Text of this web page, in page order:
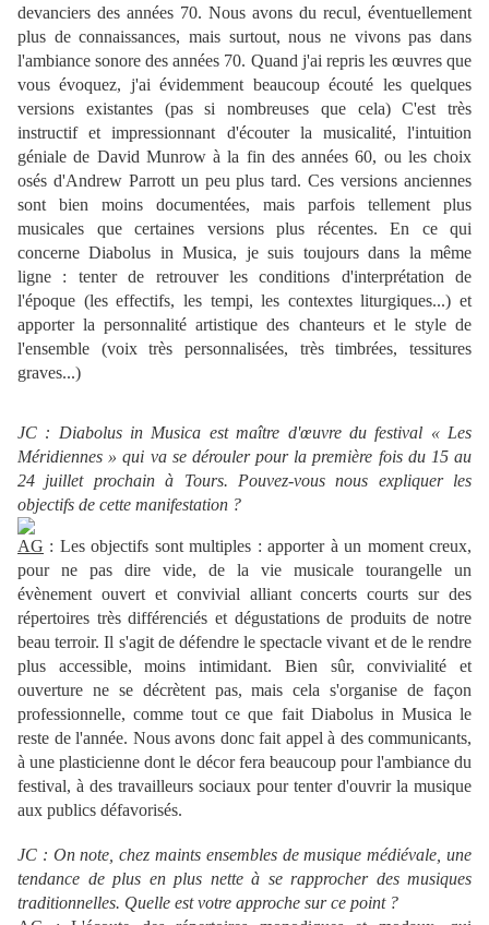
devanciers des années 70. Nous avons du recul, éventuellement
plus de connaissances, mais surtout, nous ne vivons pas dans
l'ambiance sonore des années 70. Quand j'ai repris les œuvres que
vous évoquez, j'ai évidemment beaucoup écouté les quelques
versions existantes (pas si nombreuses que cela) C'est très
instructif et impressionnant d'écouter la musicalité, l'intuition
géniale de David Munrow à la fin des années 60, ou les choix
osés d'Andrew Parrott un peu plus tard. Ces versions anciennes
sont bien moins documentées, mais parfois tellement plus
musicales que certaines versions plus récentes. En ce qui
concerne Diabolus in Musica, je suis toujours dans la même
ligne : tenter de retrouver les conditions d'interprétation de
l'époque (les effectifs, les tempi, les contextes liturgiques...) et
apporter la personnalité artistique des chanteurs et le style de
l'ensemble (voix très personnalisées, très timbrées, tessitures
graves...)
JC : Diabolus in Musica est maître d'œuvre du festival « Les
Méridiennes » qui va se dérouler pour la première fois du 15 au
24 juillet prochain à Tours. Pouvez-vous nous expliquer les
objectifs de cette manifestation ?
AG : Les objectifs sont multiples : apporter à un moment creux,
pour ne pas dire vide, de la vie musicale tourangelle un
évènement ouvert et convivial alliant concerts courts sur des
répertoires très différenciés et dégustations de produits de notre
beau terroir. Il s'agit de défendre le spectacle vivant et de le rendre
plus accessible, moins intimidant. Bien sûr, convivialité et
ouverture ne se décrètent pas, mais cela s'organise de façon
professionnelle, comme tout ce que fait Diabolus in Musica le
reste de l'année. Nous avons donc fait appel à des communicants,
à une plasticienne dont le décor fera beaucoup pour l'ambiance du
festival, à des travailleurs sociaux pour tenter d'ouvrir la musique
aux publics défavorisés.
JC : On note, chez maints ensembles de musique médiévale, une
tendance de plus en plus nette à se rapprocher des musiques
traditionnelles. Quelle est votre approche sur ce point ?